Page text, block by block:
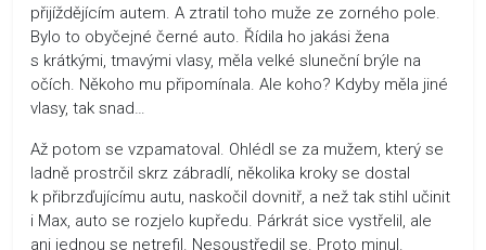
přijíždějícím autem. A ztratil toho muže ze zorného pole.
Bylo to obyčejné černé auto. Řídila ho jakási žena
s krátkými, tmavými vlasy, měla velké sluneční brýle na
očích. Někoho mu připomínala. Ale koho? Kdyby měla jiné
vlasy, tak snad…
Až potom se vzpamatoval. Ohlédl se za mužem, který se
ladně prostrčil skrz zábradlí, několika kroky se dostal
k přibrzďujícímu autu, naskočil dovnitř, a než tak stihl učinit
i Max, auto se rozjelo kupředu. Párkrát sice vystřelil, ale
ani jednou se netrefil. Nesoustředil se. Proto minul.